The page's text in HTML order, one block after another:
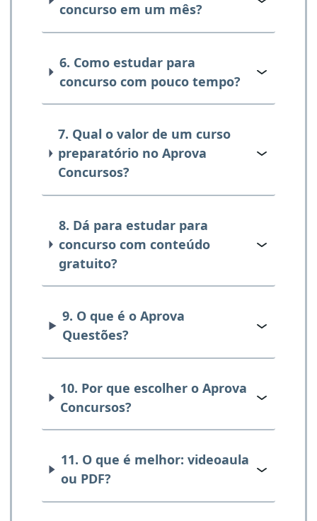
concurso em um mês?
6. Como estudar para
concurso com pouco tempo?
7. Qual o valor de um curso
preparatório no Aprova
Concursos?
8. Dá para estudar para
concurso com conteúdo
gratuito?
9. O que é o Aprova
Questões?
10. Por que escolher o Aprova
Concursos?
11. O que é melhor: videoaula
ou PDF?